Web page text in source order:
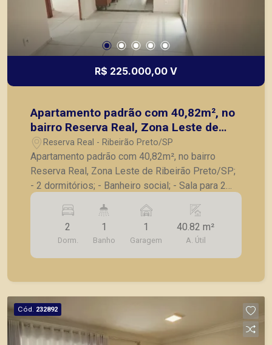
preservação e cuidados especiais com a fauna e
fl ora da área. São duas áreas verdes que juntas
somam 17 mil metros. Inovador e
contemporâneo, o Panamby trouxe para Ribeirão
Preto o novo conceito de bairro planejado,
proporcionando uma experiência de qualidadee
arborizadas, fi ação subterrânea, pavimentação
intertravada e exclusivo lazer recreativo.
R$ 225.000,00 V
Apartamento padrão com 40,82m², no
bairro Reserva Real, Zona Leste de
Ribeirão Preto/SP;
Reserva Real - Ribeirão Preto/SP
Apartamento padrão com 40,82m², no bairro
Reserva Real, Zona Leste de Ribeirão Preto/SP;
- 2 dormitórios; - Banheiro social; - Sala para 2
ambientes; - Cozinha com armários; - Área de
serviços; - 1 vaga de garagem. A Piramid tem
como objetivo atender seus clientes com
agilidade e segurança, em locação, vendas de
imóveis prontos, usados ou mesmo nos
2
Dorm.
1
Banho
1
Garagem
40.82 m²
A. Útil
Cód. 232892